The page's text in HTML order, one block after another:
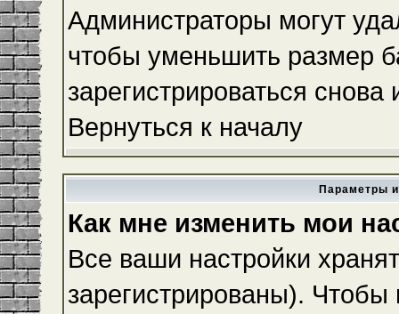
Администраторы могут
чтобы уменьшить размер
зарегистрироваться
Вернуться к началу
Параметры
Как мне изменить мои
Все ваши настройки
зарегистрированы). Чтобы